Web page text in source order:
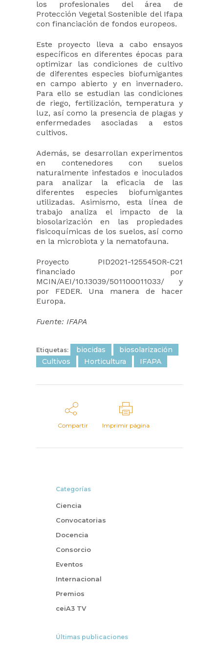
los profesionales del área de
Protección Vegetal Sostenible del Ifapa
con financiación de fondos europeos.
Este proyecto lleva a cabo ensayos
específicos en diferentes épocas para
optimizar las condiciones de cultivo
de diferentes especies biofumigantes
en campo abierto y en invernadero.
Para ello se estudian las condiciones
de riego, fertilización, temperatura y
luz, así como la presencia de plagas y
enfermedades asociadas a estos
cultivos.
Además, se desarrollan experimentos
en contenedores con suelos
naturalmente infestados e inoculados
para analizar la eficacia de las
diferentes especies biofumigantes
utilizadas. Asimismo, esta línea de
trabajo analiza el impacto de la
biosolarización en las propiedades
fisicoquímicas de los suelos, así como
en la microbiota y la nematofauna.
Proyecto PID2021-125545OR-C21
financiado por
MCIN/AEI/10.13039/501100011033/ y
por FEDER. Una manera de hacer
Europa.
Fuente: IFAPA
Etiquetas: biocidas
biosolarización
Cultivos
Horticultura IFAPA
Compartir Imprimir página
Categorías
Ciencia
Convocatorias
Docencia
Consorcio
Eventos
Internacional
Premios
ceiA3 TV
Últimas publicaciones